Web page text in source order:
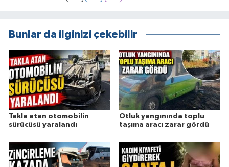
Bunlar da ilginizi çekebilir
Takla atan otomobilin
sürücüsü yaralandı
Otluk yangınında toplu
taşıma aracı zarar gördü